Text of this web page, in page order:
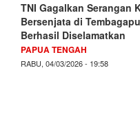
TNI Gagalkan Serangan
Bersenjata di
Berhasil Diselamatkan
PAPUA TENGAH
RABU, 04/03/2026 - 19:58